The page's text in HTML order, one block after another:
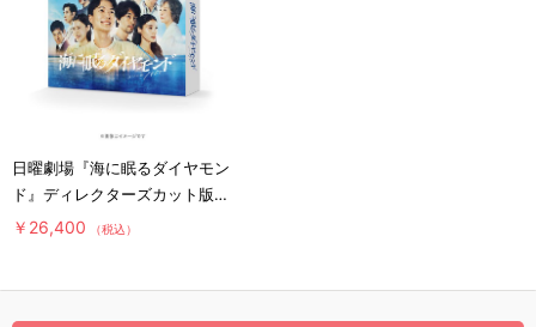
日曜劇場『海に眠るダイヤモン
ド』ディレクターズカット版／
DVD-BOX（送料無料・6枚
￥26,400 （税込）